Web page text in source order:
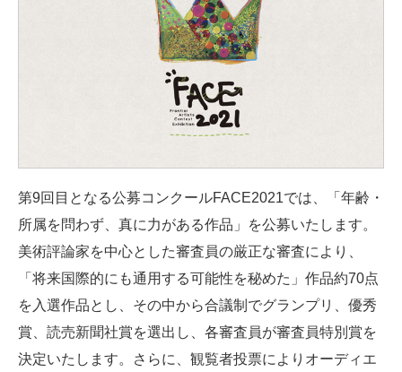
第9回目となる公募コンクールFACE2021では、「年齢・
所属を問わず、真に力がある作品」を公募いたします。
美術評論家を中心とした審査員の厳正な審査により、
「将来国際的にも通用する可能性を秘めた」作品約70点
を入選作品とし、その中から合議制でグランプリ、優秀
賞、読売新聞社賞を選出し、各審査員が審査員特別賞を
決定いたします。さらに、観覧者投票によりオーディエ